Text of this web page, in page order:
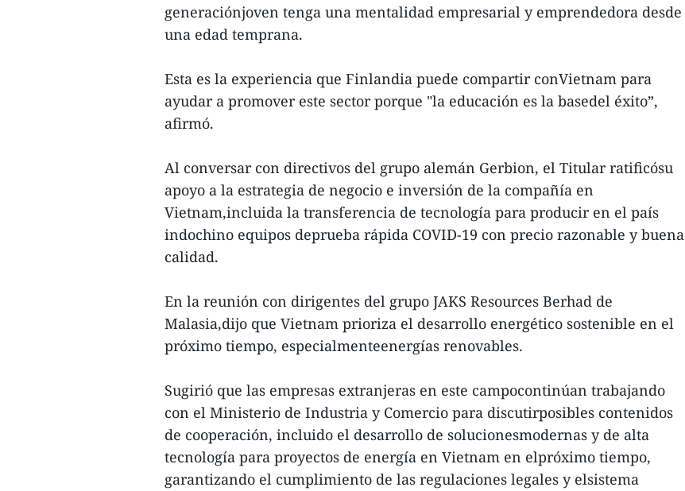
generaciónjoven tenga una mentalidad empresarial y emprendedora desde
una edad temprana.
Esta es la experiencia que Finlandia puede compartir conVietnam para
ayudar a promover este sector porque "la educación es la basedel éxito”,
afirmó.
Al conversar con directivos del grupo alemán Gerbion, el Titular ratificósu
apoyo a la estrategia de negocio e inversión de la compañía en
Vietnam,incluida la transferencia de tecnología para producir en el país
indochino equipos deprueba rápida COVID-19 con precio razonable y buena
calidad.
En la reunión con dirigentes del grupo JAKS Resources Berhad de
Malasia,dijo que Vietnam prioriza el desarrollo energético sostenible en el
próximo tiempo, especialmenteenergías renovables.
Sugirió que las empresas extranjeras en este campocontinúan trabajando
con el Ministerio de Industria y Comercio para discutirposibles contenidos
de cooperación, incluido el desarrollo de solucionesmodernas y de alta
tecnología para proyectos de energía en Vietnam en elpróximo tiempo,
garantizando el cumplimiento de las regulaciones legales y elsistema